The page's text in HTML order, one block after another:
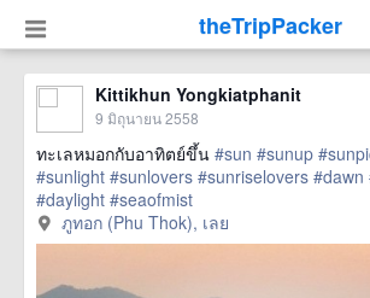
theTripPacker
Kittikhun Yongkiatphanit
9 มิถุนายน 2558
ทะเลหมอกกับอาทิตย์ขึ้น #sun #sunup
#sunlight #sunlovers #sunriselovers #dawn
#daylight #seaofmist
href=https://m.thetrippacker.com/th/image/ภู
ทอกPhuThok/157209> more
ภูทอก (Phu Thok), เลย